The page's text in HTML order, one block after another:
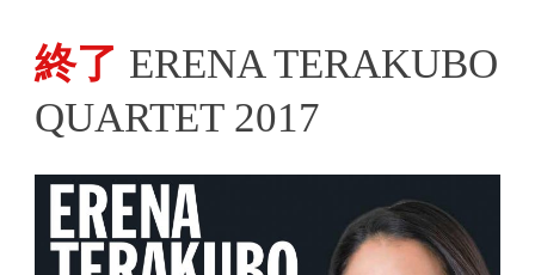
content
終了 ERENA TERAKUBO
QUARTET 2017